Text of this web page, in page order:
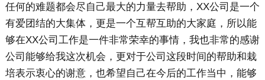
任何的难题都会尽自己最大的力量去帮助，XX公司是一个
有爱团结的大集体，更是一个互帮互助的大家庭，所以能
够在XX公司工作是一件非常荣幸的事情，我也非常的感谢
公司能够给我这次机会，更对于公司这段时间的帮助和栽
培表示衷心的谢意，也希望自己在今后的工作当中，能够